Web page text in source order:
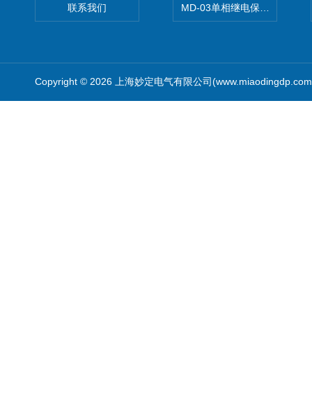
联系我们 MD-03单相继电保护测试仪价
Copyright © 2026 上海妙定电气有限公司